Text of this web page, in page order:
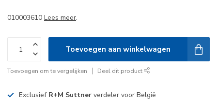
010003610 Lees meer.
Toevoegen aan winkelwagen
Toevoegen om te vergelijken Deel dit product
Exclusief R+M Suttner verdeler voor België